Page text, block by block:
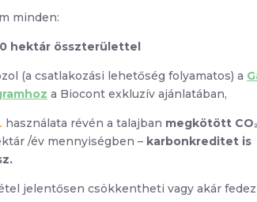
minden:
hektár összterülettel
(a csatlakozási lehetőség folyamatos) a
a Biocont exkluzív ajánlatában,
használata révén a talajban megkötött
/év mennyiségben – karbonkreditet is
jelentősen csökkentheti vagy akár